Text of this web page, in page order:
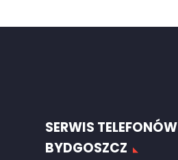
SERWIS TELEFONÓW
BYDGOSZCZ